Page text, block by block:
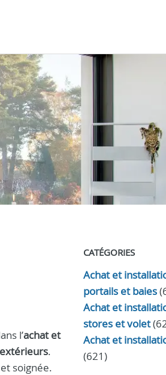
l’achat et
.
soignée.
CATÉGORIES
Achat et
portails et baies
Achat et
stores et volet
Achat et
(621)